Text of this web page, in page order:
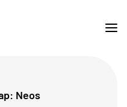
Neos